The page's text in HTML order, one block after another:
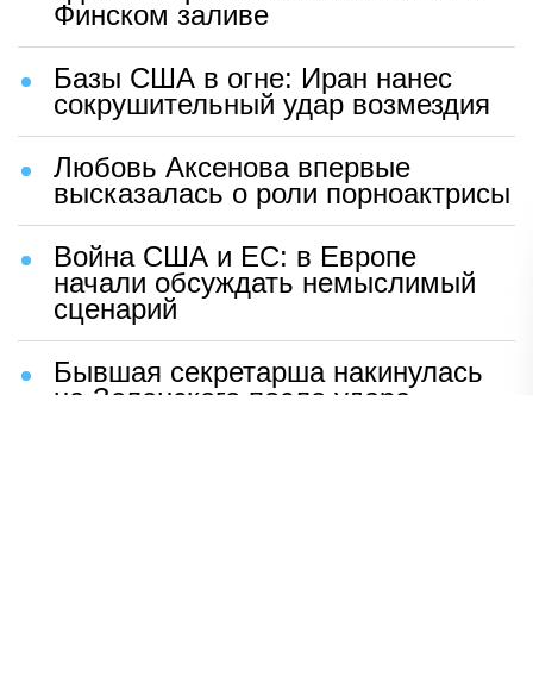
Финском заливе
Базы США в огне: Иран нанес
сокрушительный удар возмездия
Любовь Аксенова впервые
высказалась о роли порноактрисы
Война США и ЕС: в Европе
начали обсуждать немыслимый
сценарий
Бывшая секретарша накинулась
на Зеленского после удара